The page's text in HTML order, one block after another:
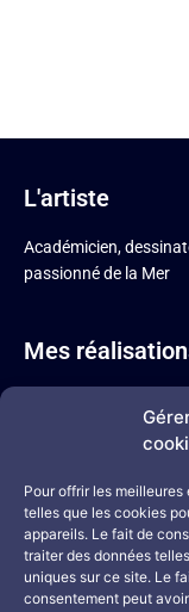
Pour offrir les
telles que les cookies
appareils. Le fait de
traiter des données
uniques sur ce site. Le
consentement peut
L'artiste
Académicien,
passionné de la Mer
Mes
Mine de plomb
Mine de plomb
Portraits
Me contacter